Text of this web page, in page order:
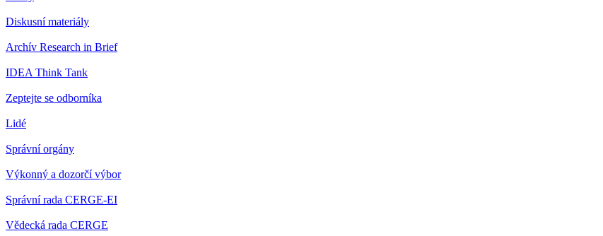
Diskusní materiály
Archív Research in Brief
IDEA Think Tank
Zeptejte se odborníka
Lidé
Správní orgány
Výkonný a dozorčí výbor
Správní rada CERGE-EI
Vědecká rada CERGE